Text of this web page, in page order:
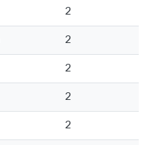
2
2
2
2
2